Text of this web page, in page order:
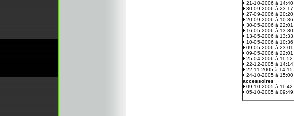
21-10-2006 à 14:40
30-09-2006 à 23:17
27-09-2006 à 20:20
20-09-2006 à 10:36
30-05-2006 à 22:01
16-05-2006 à 13:30
13-05-2006 à 13:33
10-05-2006 à 10:36
09-05-2006 à 23:01
09-05-2006 à 22:01
25-04-2006 à 11:52
22-12-2005 à 14:14
22-11-2005 à 14:15
24-10-2005 à 15:00
accessoires
09-10-2005 à 11:42
05-10-2005 à 09:49